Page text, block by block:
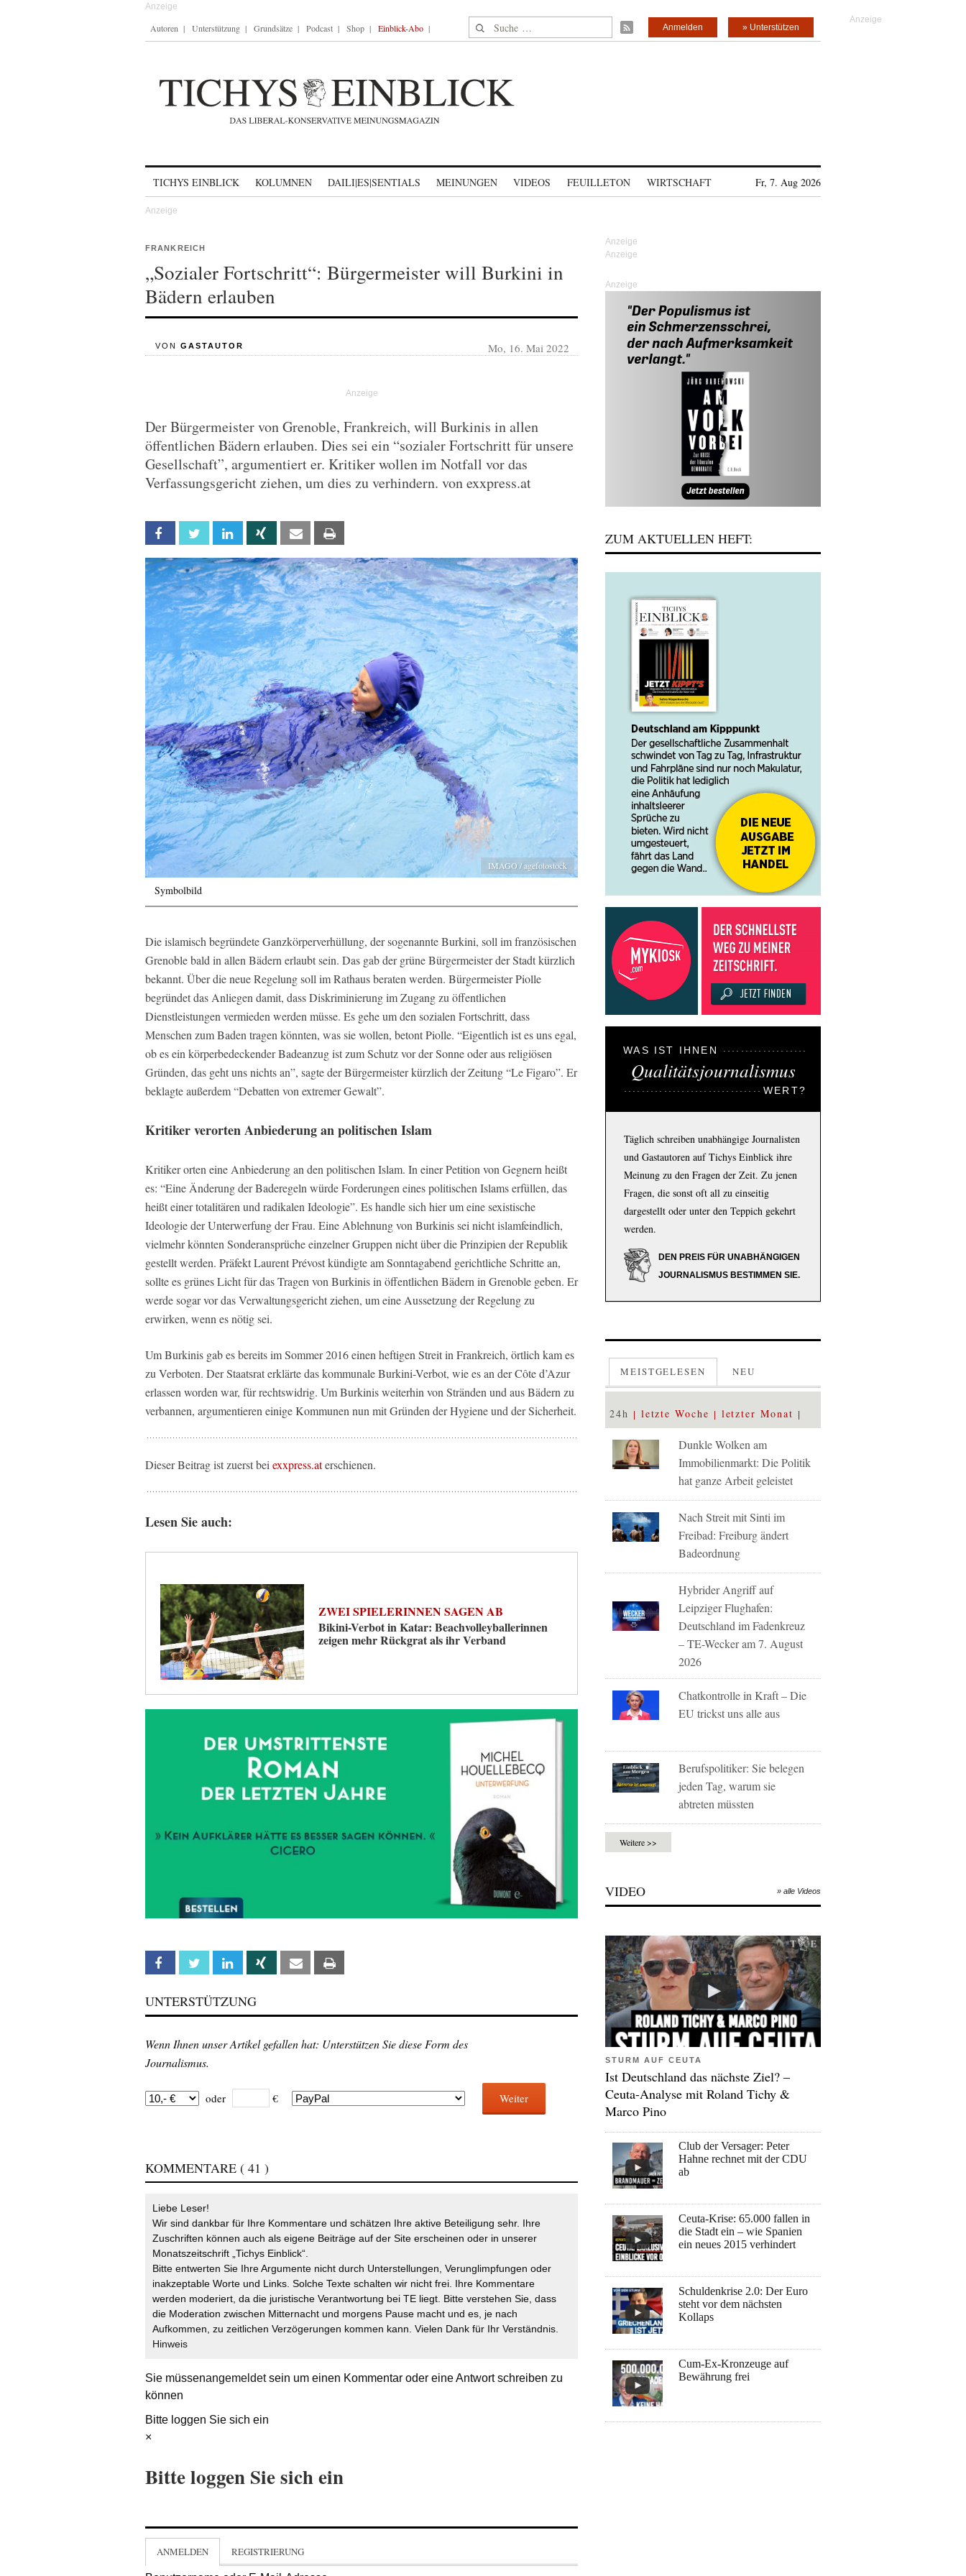
Autoren Unterstützung Grundsätze Podcast Shop Einblick-Abo Suche nach: » Unterstützen
Anmelden
TICHYS EINBLICK KOLUMNEN DAILI|ES|SENTIALS MEINUNGEN VIDEOS FEUILLETON WIRTSCHAFT Fr, 7. Aug 2026
FRANKREICH
„Sozialer Fortschritt“: Bürgermeister will Burkini in
Bädern erlauben
VON GASTAUTOR Mo, 16. Mai 2022
Der Bürgermeister von Grenoble, Frankreich, will Burkinis in allen
öffentlichen Bädern erlauben. Dies sei ein “sozialer Fortschritt für unsere
Gesellschaft”, argumentiert er. Kritiker wollen im Notfall vor das
Verfassungsgericht ziehen, um dies zu verhindern. von exxpress.at
Facebook Twitter Linkedin Xing Email
IMAGO / agefotostock
Symbolbild
Die islamisch begründete Ganzkörperverhüllung, der sogenannte Burkini, soll im französischen
Grenoble bald in allen Bädern erlaubt sein. Das gab der grüne Bürgermeister der Stadt kürzlich
bekannt. Über die neue Regelung soll im Rathaus beraten werden. Bürgermeister Piolle
begründet das Anliegen damit, dass Diskriminierung im Zugang zu öffentlichen
Dienstleistungen vermieden werden müsse. Es gehe um den sozialen Fortschritt, dass
Menschen zum Baden tragen könnten, was sie wollen, betont Piolle. “Eigentlich ist es uns egal,
ob es ein körperbedeckender Badeanzug ist zum Schutz vor der Sonne oder aus religiösen
Gründen, das geht uns nichts an”, sagte der Bürgermeister kürzlich der Zeitung “Le Figaro”. Er
beklagte außerdem “Debatten von extremer Gewalt”.
Kritiker verorten Anbiederung an politischen Islam
Kritiker orten eine Anbiederung an den politischen Islam. In einer Petition von Gegnern heißt
es: “Eine Änderung der Baderegeln würde Forderungen eines politischen Islams erfüllen, das
heißt einer totalitären und radikalen Ideologie”. Es handle sich hier um eine sexistische
Ideologie der Unterwerfung der Frau. Eine Ablehnung von Burkinis sei nicht islamfeindlich,
vielmehr könnten Sonderansprüche einzelner Gruppen nicht über die Prinzipien der Republik
gestellt werden. Präfekt Laurent Prévost kündigte am Sonntagabend gerichtliche Schritte an,
sollte es grünes Licht für das Tragen von Burkinis in öffentlichen Bädern in Grenoble geben. Er
werde sogar vor das Verwaltungsgericht ziehen, um eine Aussetzung der Regelung zu
erwirken, wenn es nötig sei.
Um Burkinis gab es bereits im Sommer 2016 einen heftigen Streit in Frankreich, örtlich kam es
zu Verboten. Der Staatsrat erklärte das kommunale Burkini-Verbot, wie es an der Côte d’Azur
erlassen worden war, für rechtswidrig. Um Burkinis weiterhin von Stränden und aus Bädern zu
verbannen, argumentieren einige Kommunen nun mit Gründen der Hygiene und der Sicherheit.
Dieser Beitrag ist zuerst bei exxpress.aterschienen.
Lesen Sie auch:
ZWEI SPIELERINNEN SAGEN AB
Bikini-Verbot in Katar: Beachvolleyballerinnen
zeigen mehr Rückgrat als ihr Verband
Facebook Twitter Linkedin Xing Email
UNTERSTÜTZUNG
Wenn Ihnen unser Artikel gefallen hat: Unterstützen Sie diese Form des
Journalismus.
oder € Weiter
KOMMENTARE ( 41 )
Liebe Leser!
Wir sind dankbar für Ihre Kommentare und schätzen Ihre aktive Beteiligung sehr. Ihre
Zuschriften können auch als eigene Beiträge auf der Site erscheinen oder in unserer
Monatszeitschrift „Tichys Einblick“.
Bitte entwerten Sie Ihre Argumente nicht durch Unterstellungen, Verunglimpfungen oder
inakzeptable Worte und Links. Solche Texte schalten wir nicht frei. Ihre Kommentare
werden moderiert, da die juristische Verantwortung bei TE liegt. Bitte verstehen Sie, dass
die Moderation zwischen Mitternacht und morgens Pause macht und es, je nach
Aufkommen, zu zeitlichen Verzögerungen kommen kann. Vielen Dank für Ihr Verständnis.
Hinweis
Sie müssenangemeldetsein um einen Kommentar oder eine Antwort schreiben zu
können
Bitte loggen Sie sich ein
×
Bitte loggen Sie sich ein
ANMELDEN REGISTRIERUNG
Anzeige
ZUM AKTUELLEN HEFT:
WAS IST IHNEN
Qualitätsjournalismus
WERT?
Täglich schreiben unabhängige Journalisten
und Gastautoren auf Tichys Einblick ihre
Meinung zu den Fragen der Zeit. Zu jenen
Fragen, die sonst oft all zu einseitig
dargestellt oder unter den Teppich gekehrt
werden.
DEN PREIS FÜR UNABHÄNGIGEN
JOURNALISMUS BESTIMMEN SIE.
MEISTGELESEN NEU
24h letzte Woche letzter Monat
Dunkle Wolken am
Immobilienmarkt: Die Politik
hat ganze Arbeit geleistet
Nach Streit mit Sinti im
Freibad: Freiburg ändert
Badeordnung
Hybrider Angriff auf
Leipziger Flughafen:
Deutschland im Fadenkreuz
– TE-Wecker am 7. August
2026
Chatkontrolle in Kraft – Die
EU trickst uns alle aus
Berufspolitiker: Sie belegen
jeden Tag, warum sie
abtreten müssten
Weitere >>
VIDEO » alle Videos
STURM AUF CEUTA
Ist Deutschland das nächste Ziel? –
Ceuta-Analyse mit Roland Tichy &
Marco Pino
Club der Versager: Peter
Hahne rechnet mit der CDU
ab
Ceuta-Krise: 65.000 fallen in
die Stadt ein – wie Spanien
ein neues 2015 verhindert
Schuldenkrise 2.0: Der Euro
steht vor dem nächsten
Kollaps
Cum-Ex-Kronzeuge auf
Bewährung frei